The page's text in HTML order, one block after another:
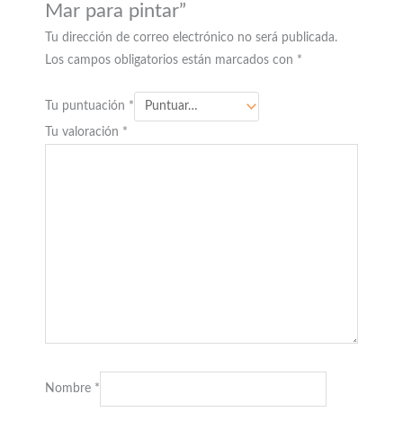
Mar para pintar”
Tu dirección de correo electrónico no será publicada.
Los campos obligatorios están marcados con *
Tu puntuación *
Tu valoración *
Nombre *